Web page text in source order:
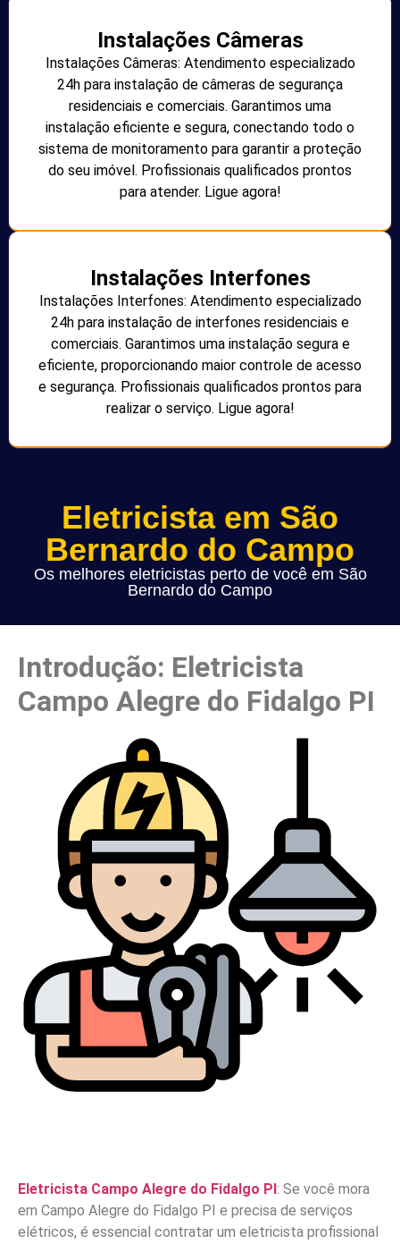
Instalações Câmeras
Instalações Câmeras: Atendimento especializado
24h para instalação de câmeras de segurança
residenciais e comerciais. Garantimos uma
instalação eficiente e segura, conectando todo o
sistema de monitoramento para garantir a proteção
do seu imóvel. Profissionais qualificados prontos
para atender. Ligue agora!
Instalações Interfones
Instalações Interfones: Atendimento especializado
24h para instalação de interfones residenciais e
comerciais. Garantimos uma instalação segura e
eficiente, proporcionando maior controle de acesso
e segurança. Profissionais qualificados prontos para
realizar o serviço. Ligue agora!
Eletricista em São
Bernardo do Campo
Os melhores eletricistas perto de você em São
Bernardo do Campo
Introdução: Eletricista
Campo Alegre do Fidalgo PI
Eletricista Campo Alegre do Fidalgo PI : Se você mora
em Campo Alegre do Fidalgo PI e precisa de serviços
elétricos, é essencial contratar um eletricista profissional